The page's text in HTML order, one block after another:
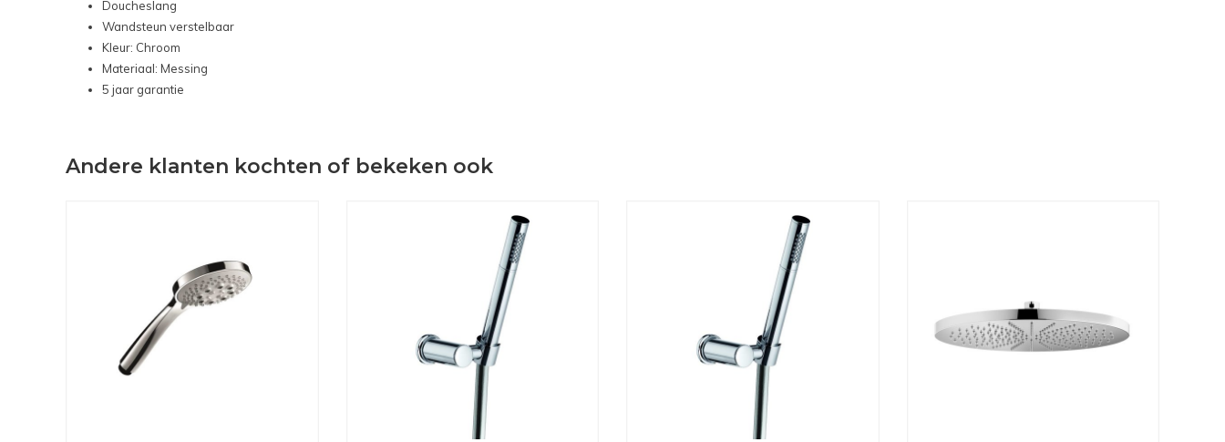
Doucheslang
Wandsteun verstelbaar
Kleur: Chroom
Materiaal: Messing
5 jaar garantie
Andere klanten kochten of bekeken ook